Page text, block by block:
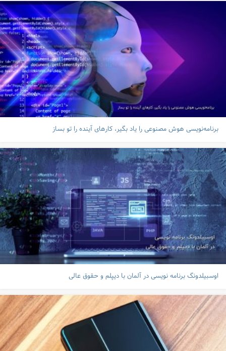
برنامه‌نویسی هوش مصنوعی را یاد بگیر، کارهای آینده را تو بساز
اوسبیلدونگ برنامه نویسی در آلمان با دیپلم و حقوق عالی